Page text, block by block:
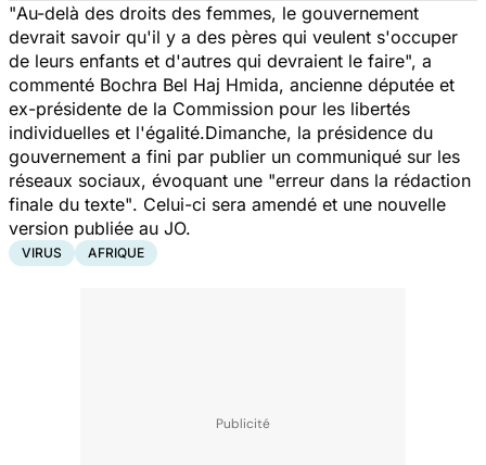
"Au-delà des droits des femmes, le gouvernement
devrait savoir qu'il y a des pères qui veulent s'occuper
de leurs enfants et d'autres qui devraient le faire", a
commenté Bochra Bel Haj Hmida, ancienne députée et
ex-présidente de la Commission pour les libertés
individuelles et l'égalité.Dimanche, la présidence du
gouvernement a fini par publier un communiqué sur les
réseaux sociaux, évoquant une "erreur dans la rédaction
finale du texte". Celui-ci sera amendé et une nouvelle
version publiée au JO.
VIRUS AFRIQUE